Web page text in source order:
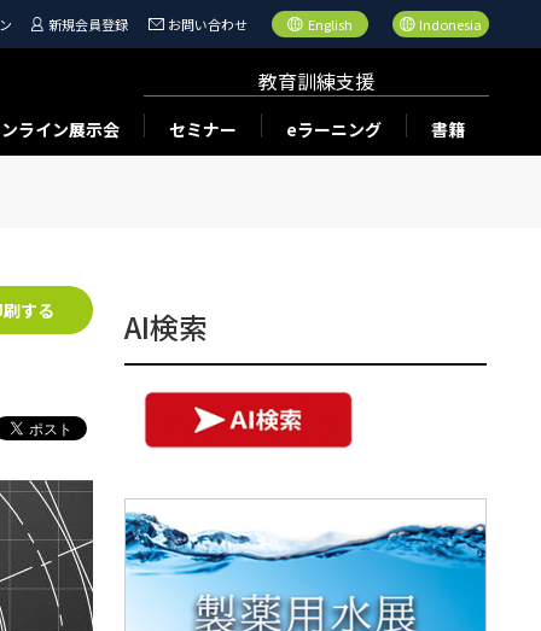
新規会員登録 お問い合わせ English Indonesia
ライン展示会
教育訓練支援
セミナー eラーニング 書籍
する AI検索